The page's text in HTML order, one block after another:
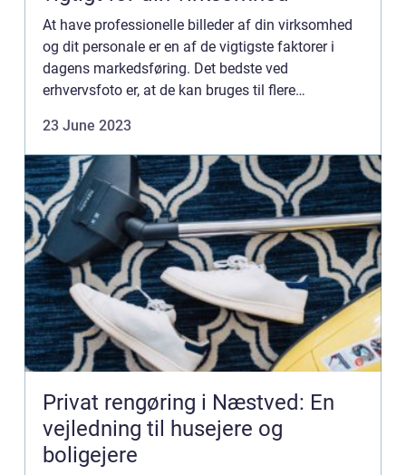
At have professionelle billeder af din virksomhed
og dit personale er en af de vigtigste faktorer i
dagens markedsføring. Det bedste ved
erhvervsfoto er, at de kan bruges til flere
hjemmeside, t...
23 June 2023
Privat rengøring i Næstved: En
vejledning til husejere og
boligejere